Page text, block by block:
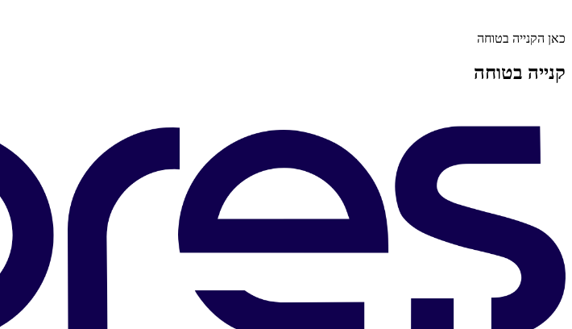
כאן הקנייה בטוחה
קנייה בטוחה